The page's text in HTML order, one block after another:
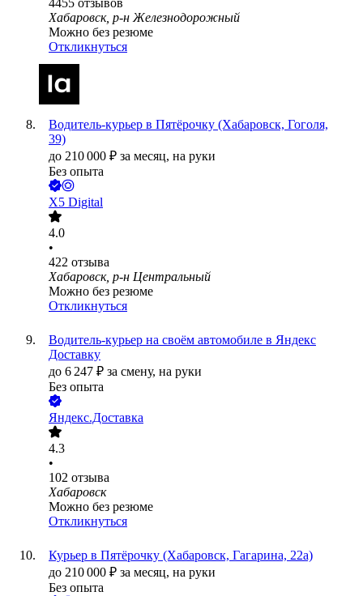
4455 отзывов
Хабаровск, р-н Железнодорожный
Можно без резюме
Откликнуться
Водитель-курьер в Пятёрочку (Хабаровск, Гоголя,
39)
до 210 000 ₽ за месяц, на руки
Без опыта
X5 Digital
4.0
•
422 отзыва
Хабаровск, р-н Центральный
Можно без резюме
Откликнуться
Водитель-курьер на своём автомобиле в Яндекс
Доставку
до 6 247 ₽ за смену, на руки
Без опыта
Яндекс.Доставка
4.3
•
102 отзыва
Хабаровск
Можно без резюме
Откликнуться
Курьер в Пятёрочку (Хабаровск, Гагарина, 22а)
до 210 000 ₽ за месяц, на руки
Без опыта